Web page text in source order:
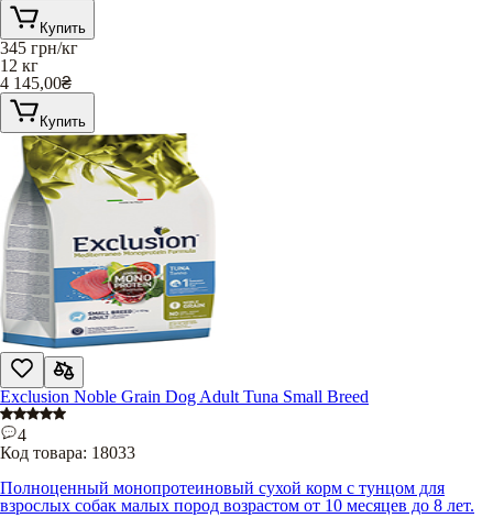
Купить
345 грн/кг
12 кг
4 145,00₴
Купить
Exclusion Noble Grain Dog Adult Tuna Small Breed
4
Код товара: 18033
Полноценный монопротеиновый сухой корм с тунцом для
взрослых собак малых пород возрастом от 10 месяцев до 8 лет.